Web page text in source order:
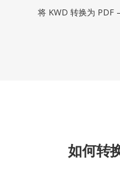
将 KWD 转换为
如何转